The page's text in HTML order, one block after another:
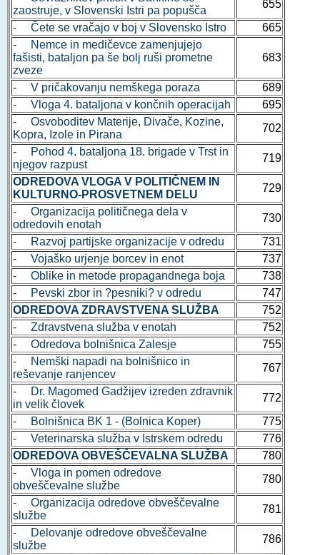
zaostruje, v Slovenski Istri pa popušča
655
- Čete se vračajo v boj v Slovensko Istro
665
- Nemce in medičevce zamenjujejo
fašisti, bataljon pa še bolj ruši prometne
zveze
683
- V pričakovanju nemškega poraza
689
- Vloga 4. bataljona v končnih operacijah
695
- Osvoboditev Materije, Divače, Kozine,
Kopra, Izole in Pirana
702
- Pohod 4. bataljona 18. brigade v Trst in
njegov razpust
719
ODREDOVA VLOGA V POLITIČNEM IN
KULTURNO-PROSVETNEM DELU
729
- Organizacija političnega dela v
odredovih enotah
730
- Razvoj partijske organizacije v odredu
731
- Vojaško urjenje borcev in enot
737
- Oblike in metode propagandnega boja
738
- Pevski zbor in ?pesniki? v odredu
747
ODREDOVA ZDRAVSTVENA SLUŽBA
752
- Zdravstvena služba v enotah
752
- Odredova bolnišnica Zalesje
755
- Nemški napadi na bolnišnico in
reševanje ranjencev
767
- Dr. Magomed Gadžijev izreden zdravnik
in velik človek
772
- Bolnišnica BK 1 - (Bolnica Koper)
775
- Veterinarska služba v Istrskem odredu
776
ODREDOVA OBVEŠČEVALNA SLUŽBA
780
- Vloga in pomen odredove
obveščevalne službe
780
- Organizacija odredove obveščevalne
službe
781
- Delovanje odredove obveščevalne
službe
786